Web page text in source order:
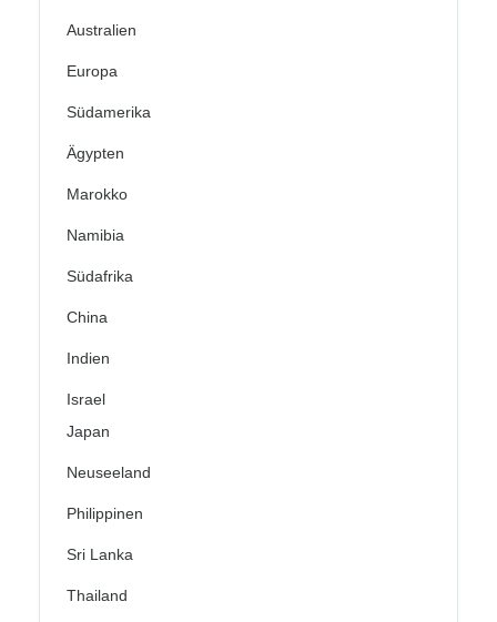
Australien
Europa
Südamerika
Ägypten
Marokko
Namibia
Südafrika
China
Indien
Israel
Japan
Neuseeland
Philippinen
Sri Lanka
Thailand